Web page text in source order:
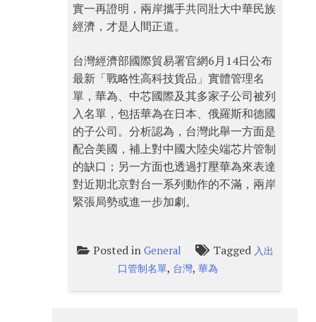
實一再證明，兩岸攜手共同壯大中華民族
經濟，才是人間正道。
台灣經濟部國際貿易署官網6月14日公布
最新「戰略性高科技貨品」實體管理名
單，華為、中芯國際及其多家子公司被列
入名單，包括華為在日本、俄羅斯和德國
的子公司。分析認為，台灣此舉一方面是
配合美國，補上對中國大陸尖端芯片管制
的缺口；另一方面也透過打壓華為來表達
對近期北京對台一系列動作的不滿，兩岸
緊張局勢或進一步加劇。
Posted in General Tagged 入出
口管制名單, 台灣,華為